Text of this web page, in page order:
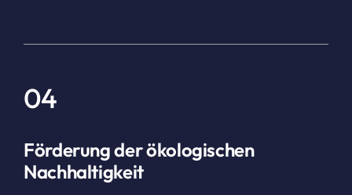
04
Förderung der ökologischen
Nachhaltigkeit